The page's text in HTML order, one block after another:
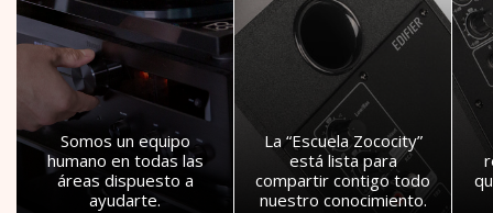
Somos un equipo
humano en todas las
áreas dispuesto a
ayudarte.
La “Escuela Zococity”
está lista para
compartir contigo todo
nuestro conocimiento.